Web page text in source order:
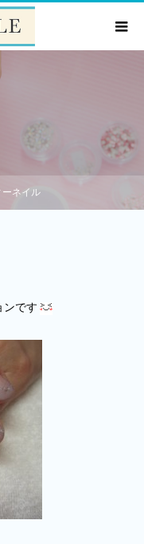
ーネイル
ンです